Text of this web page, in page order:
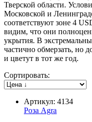
Тверской области.
Московской и
соответствуют зоне 4
видим, что они
укрытия. В
частично обмерзать, но
и цветут в тот же год.
Сортировать:
Артикул: 4134
Роза Agra